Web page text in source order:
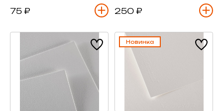
75 ₽ 250 ₽
Новинка